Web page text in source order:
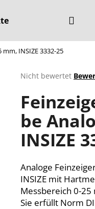
INSIZE 3332-25
Die
Produktbewertung
ist
0,0
von
5
Sternen.
Nicht bewertet
be
INSIZE
Analoge
INSIZE mit
Messbereich 0-
Sie erfüllt Norm